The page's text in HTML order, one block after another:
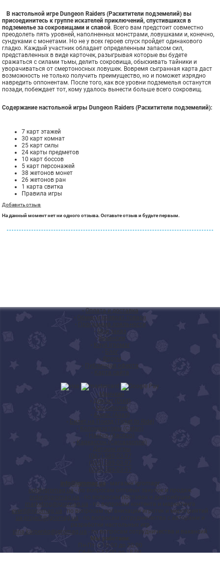
В настольной игре Dungeon Raiders (Расхитители подземелий) вы
присоединитесь к группе искателей приключений, спустившихся в
подземелье за сокровищами и славой. Всего вам предстоит совместно
преодолеть пять уровней, наполненных монстрами, ловушками и, конечно,
сундуками с монетами. Но не у всех героев спуск пройдет одинакового
гладко. Каждый участник обладает определенным запасом сил,
представленных в виде карточек, разыгрывая которые вы будете
сражаться с силами тьмы, делить сокровища, обыскивать тайники и
уворачиваться от смертоносных ловушек. Вовремя сыгранная карта даст
возможность не только получить преимущество, но и поможет изрядно
навредить оппонентам. После того, как все уровни подземелья останутся
позади, побеждает тот, кому удалось вынести больше всего сокровищ.
Содержание настольной игры Dungeon Raiders (Расхитители подземелий):
7 карт этажей
30 карт комнат
25 карт силы
24 карты предметов
10 карт боссов
5 карт персонажей
38 жетонов монет
26 жетонов ран
1 карта свитка
Правила игры
Добавить отзыв
На данный момент нет ни одного отзыва. Оставьте отзыв и будьте первым.
◦Оплата и доставка
Обмен и возврат товара
Программа лояльности
◦ Мой заказ
◦ Вакансии
Клуб Ігромаг
Блог
◦ Форум
Публичная оферта
Карта сайта
◦ Манчкин
◦ Диксит (Dixit)
Монополия
Алиас (Alias)
Билет на Поезд (Ticket to Ride)
Колонизаторы (Catan)
Hasbro (Хасбро)
◦ Каркассон (Carcassonne)
Детские игры
(067) 589-03-97
(095) 589-03-97
(093) 589-03-97
info@igromag.ua- магазин Igromagг
opt@igromag.ua - по вопросам оптовых закупок и продаж
order@igromag.ua - по вопросам поставок и дистрибуции
marketing@igromag.ua - по вопросам контента и маркетинга
event@igromag.ua - по вопросам организации игротек и мероприятий
ua-project@igromag.ua - по вопросам сотрудничества с авторами и
разработки настольных игр
irina.karpenko@igromag.ua - по вопросам сотрудничества и вакансий
Мы работаем:
Пн-Пт: с 10:00 до 20:00
Сб-Вс: с 12:00 до 18:00